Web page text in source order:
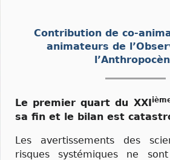
Contribution de co-
animateurs de
Le premier quart du XXI
sa fin et le bilan est
Les avertissements des
risques systémiques ne